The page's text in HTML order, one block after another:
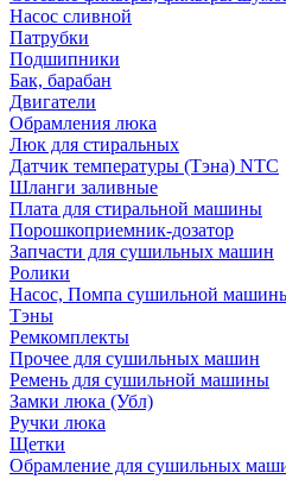
Насос сливной
Патрубки
Подшипники
Бак, барабан
Двигатели
Обрамления люка
Люк для стиральных
Датчик температуры (Тэна) NTC
Шланги заливные
Плата для стиральной машины
Порошкоприемник-дозатор
Запчасти для сушильных машин
Ролики
Насос, Помпа сушильной
Тэны
Ремкомплекты
Прочее для сушильных машин
Ремень для сушильной машины
Замки люка (Убл)
Ручки люка
Щетки
Обрамление для сушильных